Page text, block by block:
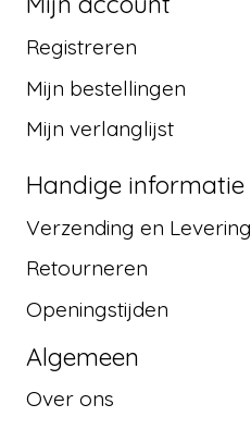
Registreren
Mijn bestellingen
Mijn verlanglijst
Handige informatie
Verzending en Levering
Retourneren
Openingstijden
Algemeen
Over ons